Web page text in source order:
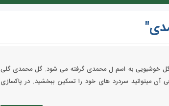
خوشبویی به اسم ل محمدی گرفته می شود. گل محمدی گلی
میتوانید سردرد های خود را تسکین ببخشید. در پاکسازی